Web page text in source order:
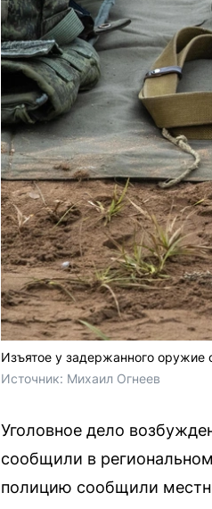
Изъятое у задержанного оружие
Источник: Михаил Огнеев
Уголовное дело
сообщили в
полицию сообщили